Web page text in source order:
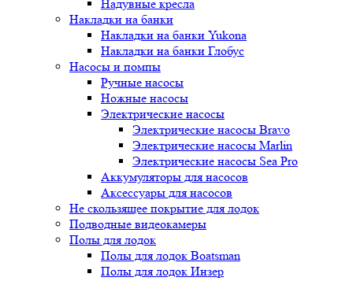
Надувные кресла
Накладки на банки
Накладки на банки Yukona
Накладки на банки Глобус
Насосы и помпы
Ручные насосы
Ножные насосы
Электрические насосы
Электрические насосы Bravo
Электрические насосы Marlin
Электрические насосы Sea Pro
Аккумуляторы для насосов
Аксессуары для насосов
Не скользящее покрытие для лодок
Подводные видеокамеры
Полы для лодок
Полы для лодок Boatsman
Полы для лодок Инзер